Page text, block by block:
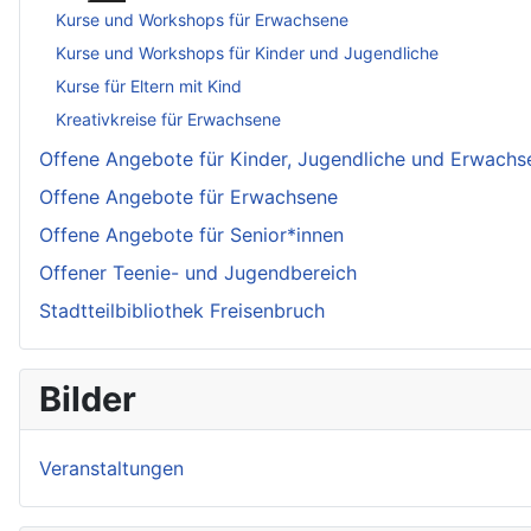
Kurse und Workshops für Erwachsene
Kurse und Workshops für Kinder und Jugendliche
Kurse für Eltern mit Kind
Kreativkreise für Erwachsene
Offene Angebote für Kinder, Jugendliche und
Offene Angebote für Erwachsene
Offene Angebote für Senior*innen
Offener Teenie- und Jugendbereich
Stadtteilbibliothek Freisenbruch
Bilder
Veranstaltungen